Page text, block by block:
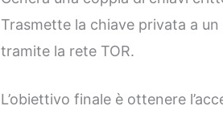
Trasmette la chiave privata a
tramite la rete TOR.
L’obiettivo finale è ottenere